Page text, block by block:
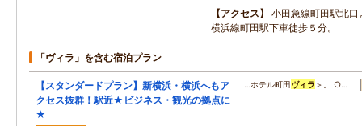
アクセス
小田急線町田駅北
横浜線町田駅下車徒歩５分。
「ヴィラ」を含む宿泊プラン
【スタンダードプラン】新横浜・横浜へもア
クセス抜群！駅近★ビジネス・観光の拠点に
★
…ホテル町田ヴィラ ＞。 ○…